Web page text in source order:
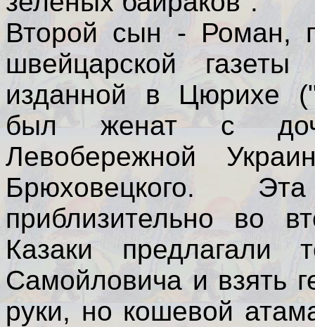
Второй сын - Роман,
швейцарской
изданной в Цюрихе
был женат с
Левобережной
Брюховецкого.
приблизительно во
Казаки предлагали
Самойловича и взять
руки, но кошевой